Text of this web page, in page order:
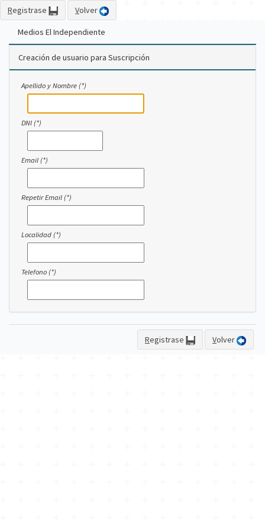
Registrase Volver
Medios El Independiente
Creación de usuario para Suscripción
Apellido y Nombre (*)
DNI (*)
Email (*)
Repetir Email (*)
Localidad (*)
Telefono (*)
Registrase Volver